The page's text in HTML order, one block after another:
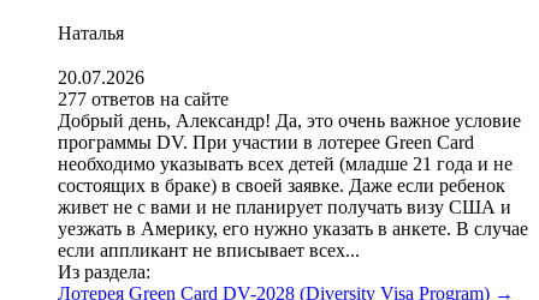
Наталья
20.07.2026
277 ответов на сайте
Добрый день, Александр! Да, это очень важное условие
программы DV. При участии в лотерее Green Card
необходимо указывать всех детей (младше 21 года и не
состоящих в браке) в своей заявке. Даже если ребенок
живет не с вами и не планирует получать визу США и
уезжать в Америку, его нужно указать в анкете. В случае
если аппликант не вписывает всех...
Из раздела:
Лотерея Green Card DV-2028 (Diversity Visa Program) →